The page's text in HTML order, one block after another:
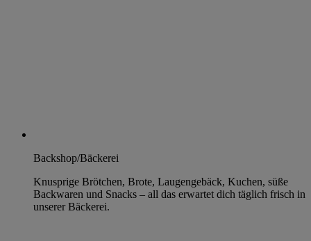
Backshop/Bäckerei
Knusprige Brötchen, Brote, Laugengebäck, Kuchen, süße
Backwaren und Snacks – all das erwartet dich täglich frisch in
unserer Bäckerei.